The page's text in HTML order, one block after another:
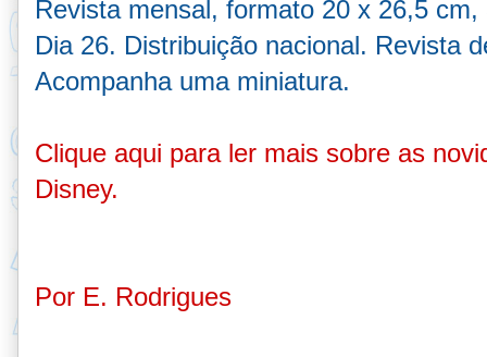
Revista mensal, formato 20 x 26,5 cm,
Dia 26. Distribuição nacional. Revista
Acompanha uma miniatura.
Clique aqui para ler mais sobre as
Disney.
Por E. Rodrigues